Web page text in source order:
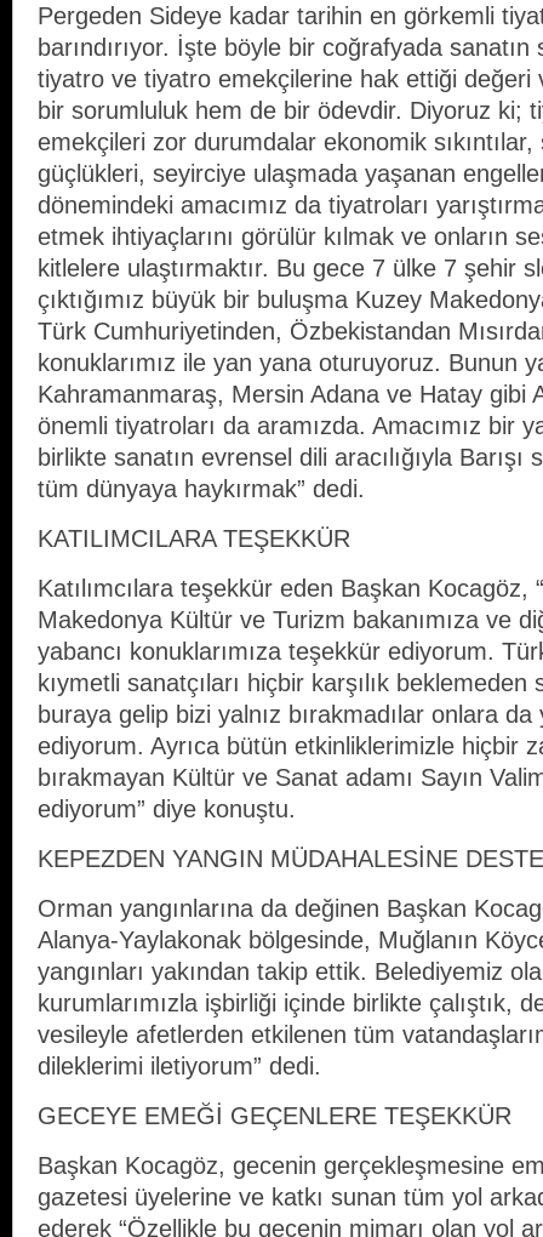
Pergeden Sideye kadar tarihin en görkemli
barındırıyor. İşte böyle bir coğrafyada
tiyatro ve tiyatro emekçilerine hak ettiği değeri
bir sorumluluk hem de bir ödevdir. Diyoruz ki;
emekçileri zor durumdalar ekonomik
güçlükleri, seyirciye ulaşmada yaşanan
dönemindeki amacımız da tiyatroları
etmek ihtiyaçlarını görülür kılmak ve onların
kitlelere ulaştırmaktır. Bu gece 7 ülke 7 şehir
çıktığımız büyük bir buluşma Kuzey
Türk Cumhuriyetinden, Özbekistandan
konuklarımız ile yan yana oturuyoruz. Bunun
Kahramanmaraş, Mersin Adana ve Hatay gibi
önemli tiyatroları da aramızda. Amacımız bir
birlikte sanatın evrensel dili aracılığıyla
tüm dünyaya haykırmak” dedi.
KATILIMCILARA TEŞEKKÜR
Katılımcılara teşekkür eden Başkan Kocagöz,
Makedonya Kültür ve Turizm bakanımıza ve
yabancı konuklarımıza teşekkür ediyorum.
kıymetli sanatçıları hiçbir karşılık
buraya gelip bizi yalnız bırakmadılar onlara
ediyorum. Ayrıca bütün etkinliklerimizle hiçbir
bırakmayan Kültür ve Sanat adamı Sayın
ediyorum” diye konuştu.
KEPEZDEN YANGIN MÜDAHALESİNE
Orman yangınlarına da değinen Başkan
Alanya-Yaylakonak bölgesinde, Muğlanın
yangınları yakından takip ettik. Belediyemiz
kurumlarımızla işbirliği içinde birlikte çalıştık,
vesileyle afetlerden etkilenen tüm
dileklerimi iletiyorum” dedi.
GECEYE EMEĞİ GEÇENLERE TEŞEKKÜR
Başkan Kocagöz, gecenin gerçekleşmesine
gazetesi üyelerine ve katkı sunan tüm yol
ederek “Özellikle bu gecenin mimarı olan yol